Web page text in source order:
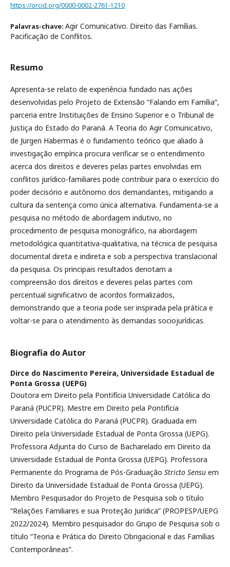
https://orcid.org/0000-0002-2761-1210
Palavras-chave: Agir Comunicativo. Direito das Famílias.
Pacificação de Conflitos.
Resumo
Apresenta-se relato de experiência fundado nas ações
desenvolvidas pelo Projeto de Extensão “Falando em Família”,
parceria entre Instituições de Ensino Superior e o Tribunal de
Justiça do Estado do Paraná. A Teoria do Agir Comunicativo,
de Jürgen Habermas é o fundamento teórico que aliado à
investigação empírica procura verificar se o entendimento
acerca dos direitos e deveres pelas partes envolvidas em
conflitos jurídico-familiares pode contribuir para o exercício do
poder decisório e autônomo dos demandantes, mitigando a
cultura da sentença como única alternativa. Fundamenta-se a
pesquisa no método de abordagem indutivo, no
procedimento de pesquisa monográfico, na abordagem
metodológica quantitativa-qualitativa, na técnica de pesquisa
documental direta e indireta e sob a perspectiva translacional
da pesquisa. Os principais resultados denotam a
compreensão dos direitos e deveres pelas partes com
percentual significativo de acordos formalizados,
demonstrando que a teoria pode ser inspirada pela prática e
voltar-se para o atendimento às demandas sociojurídicas.
Biografia do Autor
Dirce do Nascimento Pereira, Universidade Estadual de
Ponta Grossa (UEPG)
Doutora em Direito pela Pontifícia Universidade Católica do
Paraná (PUCPR). Mestre em Direito pela Pontifícia
Universidade Católica do Paraná (PUCPR). Graduada em
Direito pela Universidade Estadual de Ponta Grossa (UEPG).
Professora Adjunta do Curso de Bacharelado em Direito da
Universidade Estadual de Ponta Grossa (UEPG). Professora
Permanente do Programa de Pós-Graduação Stricto Sensu em
Direito da Universidade Estadual de Ponta Grossa (UEPG).
Membro Pesquisador do Projeto de Pesquisa sob o título
“Relações Familiares e sua Proteção Jurídica” (PROPESP/UEPG
2022/2024). Membro pesquisador do Grupo de Pesquisa sob o
título “Teoria e Prática do Direito Obrigacional e das Famílias
Contemporâneas”.